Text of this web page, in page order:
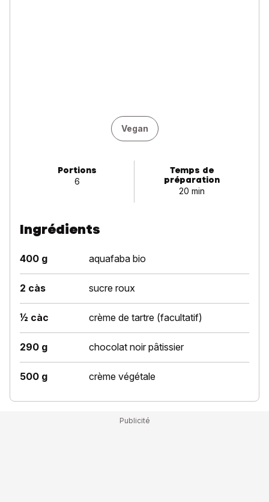
Vegan
Portions
6
Temps de
préparation
20 min
Ingrédients
400 g aquafaba bio
2 càs sucre roux
½ càc crème de tartre (facultatif)
290 g chocolat noir pâtissier
500 g crème végétale